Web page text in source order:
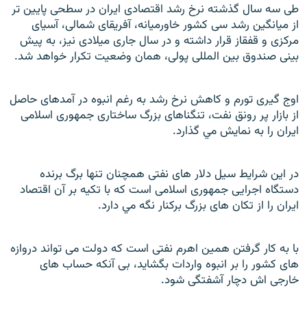
طی سه سال گذشته نرخ رشد اقتصادی ايران در سطحی پايين تر
از ميانگين رشد سی کشور خاورميانه، آفريقای شمالی، آسيای
مرکزی و قفقاز قرارداشته و در سال جاری ميلادی نيز، به پيش
بينی صندوق بين المللی پولی، همان وضعيت تکرار خواهد شد.
اوج گيری تورم و کاهش نرخ رشد به رغم انبوه در آمدهای حاصل
از بازار پر رونق نفت، تنگناهای بزرگ ساختاری جمهوری اسلامی
ايران را به نمايش مي گذارد.
در اين شرايط سيل دلار های نفتی همچنان تنها برگ برنده
دستگاه اجرايی جمهوری اسلامی است که با تکيه بر آن اقتصاد
ايران را از تکان های بزرگ برکنار نگه مي دارد.
با به کار گرفتن همين اهرم نفتی است که دولت می تواند دروازه
های کشور را بر انبوه واردات بگشايد، بی آنکه حساب های
خارجی اش دچار آشفتگی شود.